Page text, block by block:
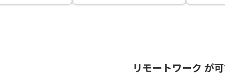
リモートワーク が